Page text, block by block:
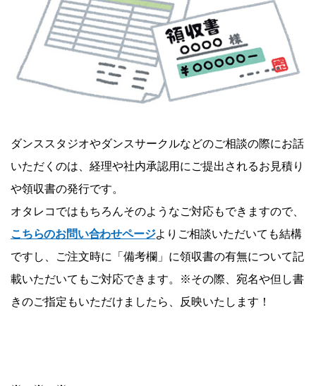
ダンススタジオやダンスサークルなどのご相談の際にお話
いただくのは、経理や社内承認用にご提出されるお見積り
や領収書の発行です。
オタレコではもちろんそのようなご対応もできますので、
こちらのお問い合わせページよりご相談いただいても結構
ですし、ご注文時に「備考欄」に領収書の有無について記
載いただいてもご対応できます。※その際、宛名や但し書
きのご指定もいただけましたら、反映いたします！